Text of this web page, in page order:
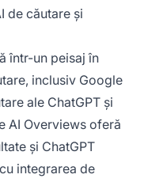
de căutare și
într-un peisaj în
inclusiv Google
ale ChatGPT și
AI Overviews oferă
și ChatGPT
integrarea de